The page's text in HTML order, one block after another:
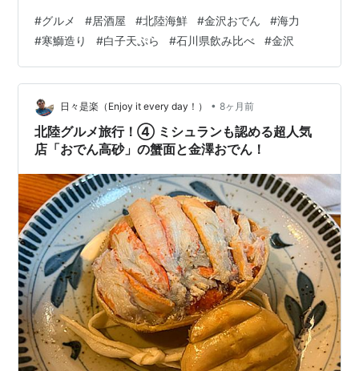
ープ？なビジホしかとれなかったので、仕方ない寒い雨
の中を歩くのもやや気が引ける・・・ならばっ宿チカの
居酒屋にするしかないね。但し、駅近ゆえにコスパ悪い
店も多く当たり外れがある？っと言うことでやや割高で
はあるものの、以前1度訪れたことある「北陸海鮮 金沢お
でん 海力」へ。 満席と超繁盛しているようだ…
#グルメ #居酒屋 #北陸海鮮 #金沢おでん #海力
#寒鰤造り #白子天ぷら #石川県飲み比べ #金沢
日々是楽（Enjoy it every day！） • 8ヶ月前
北陸グルメ旅行！④ ミシュランも認める超人気
店「おでん高砂」の蟹面と金澤おでん！